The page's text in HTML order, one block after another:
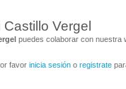
Vergel
puedes colaborar con nuestra
favor inicia sesión o registrate